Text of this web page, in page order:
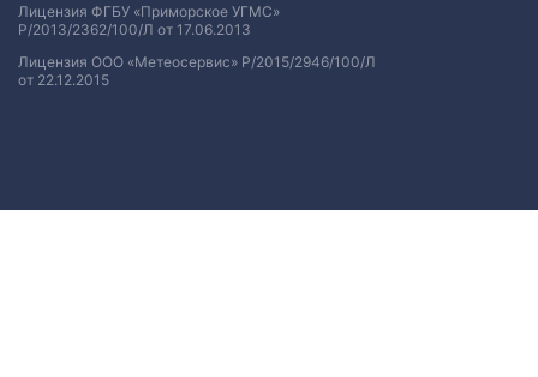
Лицензия ФГБУ «Приморское УГМС»
Р/2013/2362/100/Л от 17.06.2013
Лицензия ООО «Метеосервис» Р/2015/2946/100/Л
от 22.12.2015